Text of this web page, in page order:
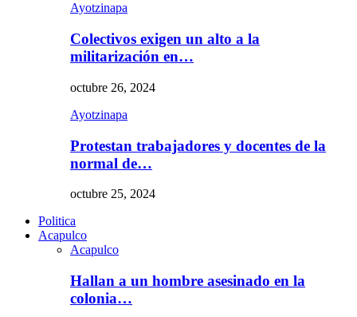
Ayotzinapa
Colectivos exigen un alto a la
militarización en…
octubre 26, 2024
Ayotzinapa
Protestan trabajadores y docentes de la
normal de…
octubre 25, 2024
Politica
Acapulco
Acapulco
Hallan a un hombre asesinado en la
colonia…